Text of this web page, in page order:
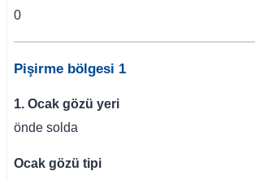
0
Pişirme bölgesi 1
1. Ocak gözü yeri
önde solda
Ocak gözü tipi